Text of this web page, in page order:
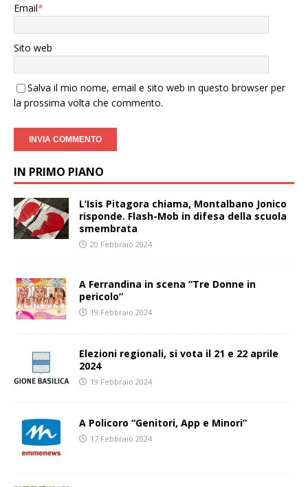
Email*
Sito web
Salva il mio nome, email e sito web in questo browser per
la prossima volta che commento.
IN PRIMO PIANO
L’Isis Pitagora chiama, Montalbano Jonico
risponde. Flash-Mob in difesa della scuola
smembrata
20 Febbraio 2024
A Ferrandina in scena “Tre Donne in
pericolo”
19 Febbraio 2024
Elezioni regionali, si vota il 21 e 22 aprile
2024
19 Febbraio 2024
A Policoro “Genitori, App e Minori”
17 Febbraio 2024